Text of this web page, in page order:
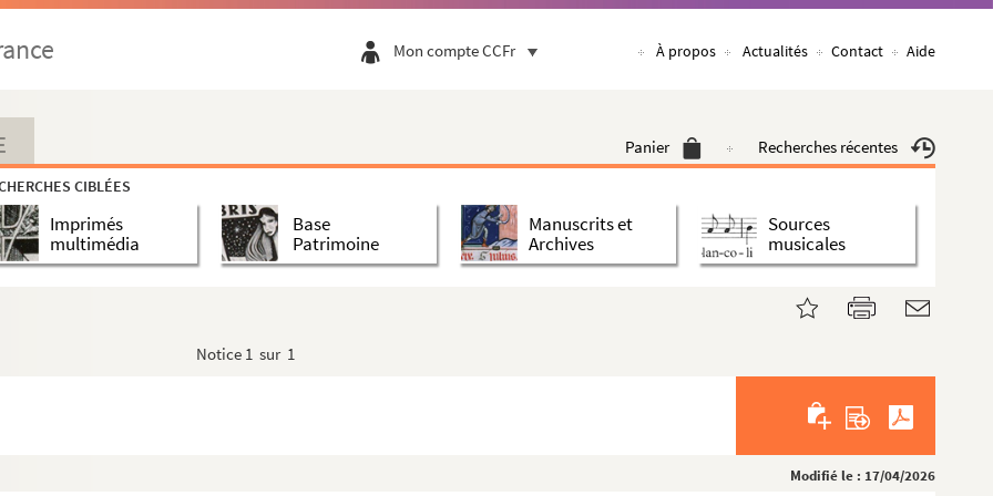
Mon compte CCFr À propos Actualités Contact Aide
Panier Recherches récentes
CIBLÉES
Imprimés
multimédia
Base
Patrimoine
Manuscrits et
Archives
Sources
musicales
Notice 1 sur 1
Modifié le : 17/04/2026